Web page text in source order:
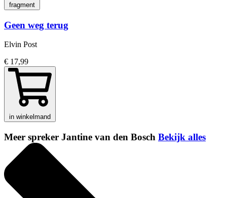
fragment
Geen weg terug
Elvin Post
€ 17,99
in winkelmand
Meer spreker Jantine van den Bosch Bekijk alles